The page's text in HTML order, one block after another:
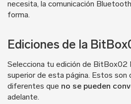
necesita, la comunicación
forma.
Ediciones de la
Selecciona tu edición de BitBox02
superior de esta página. Estos son
diferentes que no se pueden
adelante.